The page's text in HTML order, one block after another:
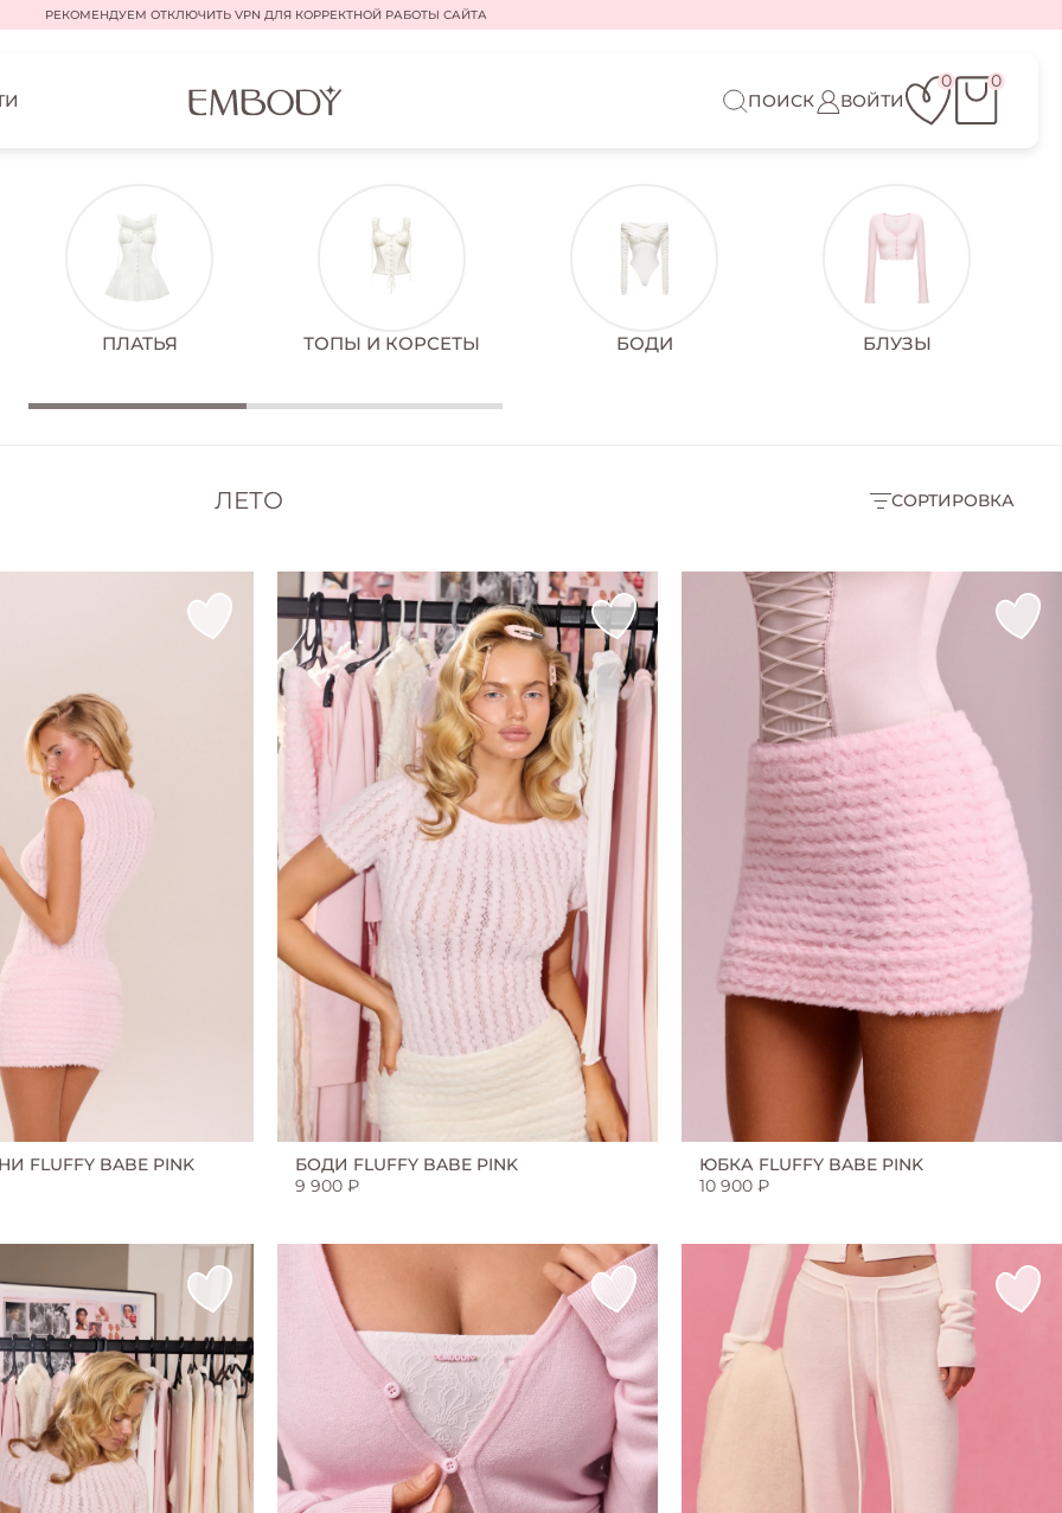
РЕКОМЕНДУЕМ ОТКЛЮЧИТЬ VPN ДЛЯ КОРРЕКТНОЙ РАБОТЫ САЙТА
ПОИСК ВОЙТИ
0
0
ПЛАТЬЯ ТОПЫ И КОРСЕТЫ БОДИ БЛУЗЫ
ЛЕТО СОРТИРОВКА
FLUFFY BABE PINK
БОДИ FLUFFY BABE PINK
9 900 ₽
ЮБКА FLUFFY BABE PINK
10 900 ₽